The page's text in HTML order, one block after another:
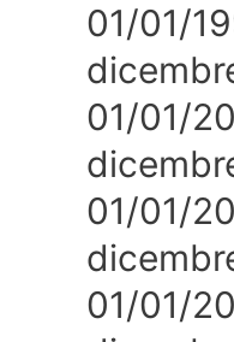
01/01/
01/01/
01/01/
01/01/